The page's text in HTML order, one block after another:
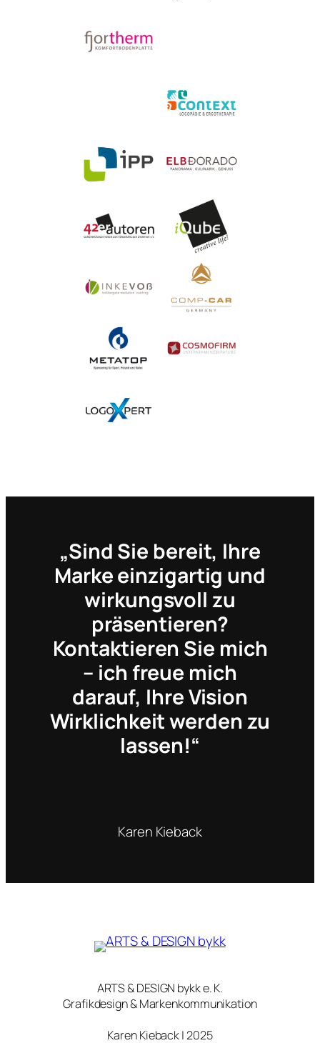
„Sind Sie bereit, Ihre
Marke einzigartig und
wirkungsvoll zu
präsentieren?
Kontaktieren Sie mich
– ich freue mich
darauf, Ihre Vision
Wirklichkeit werden zu
lassen!“
Karen Kieback
ARTS & DESIGN bykk e. K.
Grafikdesign & Markenkommunikation
Karen Kieback | 2025